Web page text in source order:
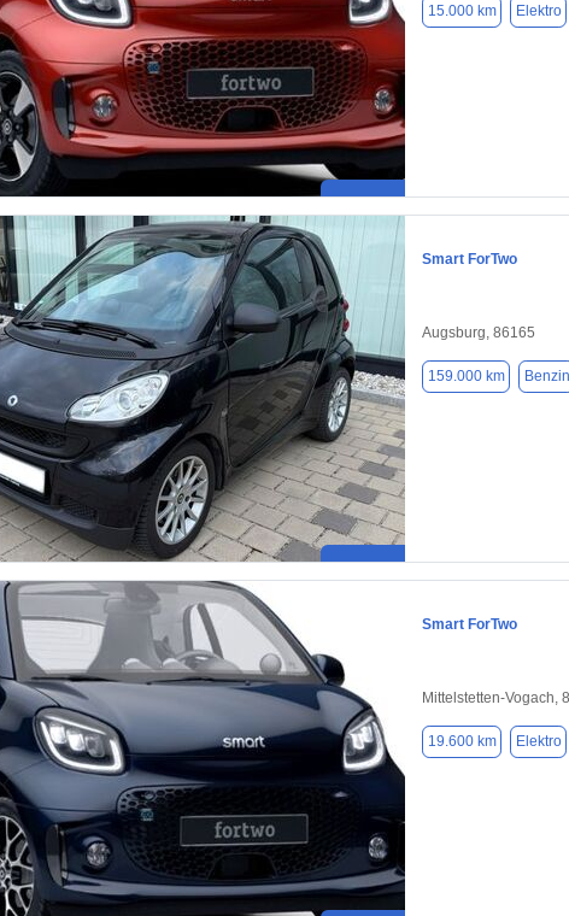
15.000 km Elektro
Smart ForTwo
Augsburg, 86165
159.000 km Benzin
Smart ForTwo
Mittelstetten-Vogach,
19.600 km Elektro